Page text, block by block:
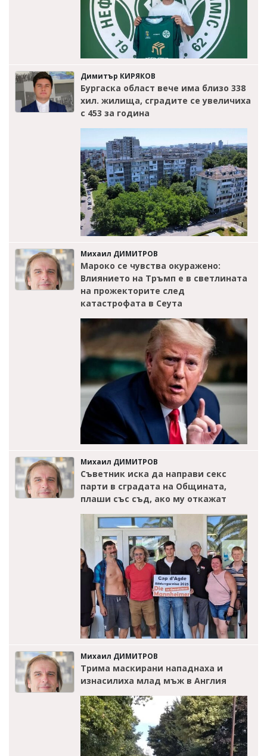
Димитър КИРЯКОВ
Бургаска област вече има близо 338
хил. жилища, сградите се увеличиха
с 453 за година
Михаил ДИМИТРОВ
Мароко се чувства окуражено:
Влиянието на Тръмп е в светлината
на прожекторите след
катастрофата в Сеута
Михаил ДИМИТРОВ
Съветник иска да направи секс
парти в сградата на Общината,
плаши със съд, ако му откажат
Михаил ДИМИТРОВ
Трима маскирани нападнаха и
изнасилиха млад мъж в Англия